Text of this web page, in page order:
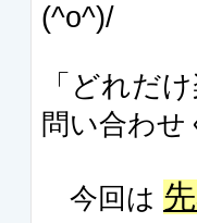
(^o^)/
「どれだ
問い合わせ
今回は